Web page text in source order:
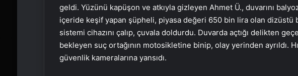
geldi. Yüzünü kapüşon ve atkıyla gizleyen Ahmet Ü., duvarını
içeride keşif yapan şüpheli, piyasa değeri 650 bin lira olan dizüstü
sistemi cihazını çalıp, çuvala doldurdu. Duvarda açtığı delikten
bekleyen suç ortağının motosikletine binip, olay yerinden ayrıldı.
güvenlik kameralarına yansıdı.